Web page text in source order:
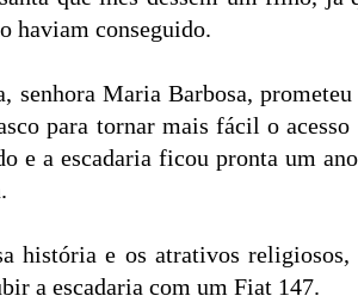
haviam conseguido.
senhora Maria Barbosa,
para tornar mais fácil o
e a escadaria ficou pronta um
história e os atrativos
a escadaria com um Fiat 147.